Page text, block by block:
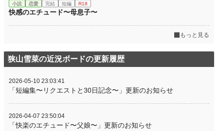
小説 恋愛 完結 短編 R18
快感のエチュード〜母息子〜
もっと見る
狭山雪菜の近況ボードの更新履歴
2026-05-10 23:03:41
「短編集〜リクエストと30日記念〜」更新のお知らせ
2026-04-07 23:50:04
「快楽のエチュード〜父娘〜」更新のお知らせ